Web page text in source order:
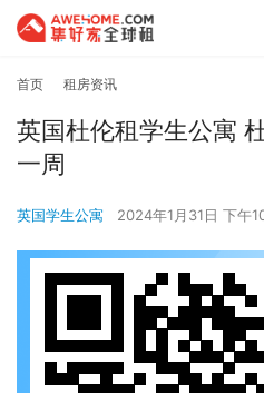
首页 租房资讯
英国杜伦租学生公寓
一周
英国学生公寓 2024年1月31日 下午